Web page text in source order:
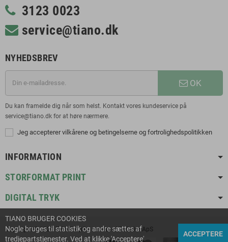
3123 0023
service@tiano.dk
NYHEDSBREV
OK
Du kan framelde dig når som helst. Kontakt vores kundeservice på
service@tiano.dk for at høre nærmere.
Jeg accepterer vilkårene og betingelserne og fortrolighedspolitikken
INFORMATION
STORFORMAT PRINT
DIGITAL TRYK
Copyright © 2021 TIANO ApS | en del af TriColor ApS
TIANO BRUGER COOKIES
Nogle bruges til statistik og andre sættes af
tredjepartstjenester. Ved at klikke 'Acceptere'
ACCEPTERE